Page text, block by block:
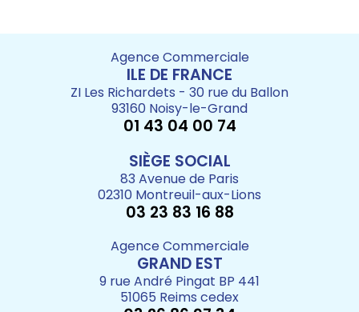
Agence Commerciale
ILE DE FRANCE
ZI Les Richardets - 30 rue du Ballon
93160 Noisy-le-Grand
01 43 04 00 74
SIÈGE SOCIAL
83 Avenue de Paris
02310 Montreuil-aux-Lions
03 23 83 16 88
Agence Commerciale
GRAND EST
9 rue André Pingat BP 441
51065 Reims cedex